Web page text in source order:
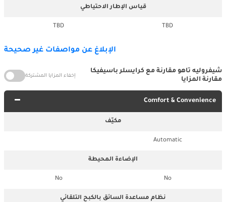
قياس الإطار الاحتياطي
TBD
TBD
الإبلاغ عن مواصفات غير صحيحة
شيفروليه تاهو مقارنة مع كرايسلر باسيفيكا
مقارنة المزايا
إخفاء المزايا المشتركة
Comfort & Convenience
مكيّف
Automatic
الإضاءة المحيطة
No
No
نظام مساعدة السائق بالكبح التلقائي